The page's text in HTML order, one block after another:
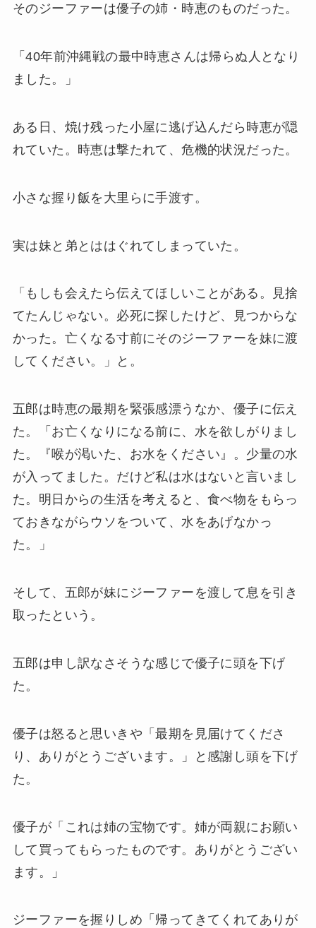
そのジーファーは優子の姉・時恵のものだった。
「40年前沖縄戦の最中時恵さんは帰らぬ人となり
ました。」
ある日、焼け残った小屋に逃げ込んだら時恵が隠
れていた。時恵は撃たれて、危機的状況だった。
小さな握り飯を大里らに手渡す。
実は妹と弟とははぐれてしまっていた。
「もしも会えたら伝えてほしいことがある。見捨
てたんじゃない。必死に探したけど、見つからな
かった。亡くなる寸前にそのジーファーを妹に渡
してください。」と。
五郎は時恵の最期を緊張感漂うなか、優子に伝え
た。「お亡くなりになる前に、水を欲しがりまし
た。『喉が渇いた、お水をください』。少量の水
が入ってました。だけど私は水はないと言いまし
た。明日からの生活を考えると、食べ物をもらっ
ておきながらウソをついて、水をあげなかっ
た。」
そして、五郎が妹にジーファーを渡して息を引き
取ったという。
五郎は申し訳なさそうな感じで優子に頭を下げ
た。
優子は怒ると思いきや「最期を見届けてくださ
り、ありがとうございます。」と感謝し頭を下げ
た。
優子が「これは姉の宝物です。姉が両親にお願い
して買ってもらったものです。ありがとうござい
ます。」
ジーファーを握りしめ「帰ってきてくれてありが